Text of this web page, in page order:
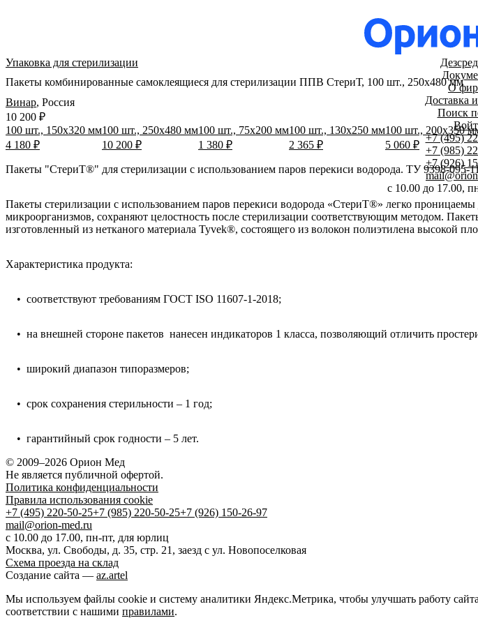
О
Доставка
Поиск
+7 (495)
+7 (985)
+7 (926)
c 10.00 до 17.00,
Упаковка для стерилизации
Пакеты комбинированные самоклеящиеся для стерилизации ППВ СтериТ, 100 шт., 250х480 мм
Винар, Россия
100 шт., 150х320 мм
4 180 ₽
100 шт., 250х480 мм
10 200 ₽
100 шт., 75x200 мм
1 380 ₽
100 шт., 130х250 мм
2 365 ₽
100 шт., 200х350
5 060 ₽
Пакеты "СтериТ®" для стерилизации с использованием паров перекиси водорода. ТУ 9398-095-
Пакеты стерилизации с использованием паров перекиси водорода «СтериТ®» легко
микроорганизмов, сохраняют целостность после стерилизации соответствующим методом.
изготовленный из нетканого материала Tyvek®, состоящего из волокон полиэтилена высокой
Характеристика продукта:
• соответствуют требованиям ГОСТ ISO 11607-1-2018;
• на внешней стороне пакетов нанесен индикаторов 1 класса, позволяющий отличить
• широкий диапазон типоразмеров;
• срок сохранения стерильности – 1 год;
• гарантийный срок годности – 5 лет.
10 200 ₽
© 2009–2026 Орион Мед
Не является публичной офертой.
Политика конфиденциальности
Правила использования cookie
+7 (495) 220-50-25+7 (985) 220-50-25+7 (926) 150-26-97
mail@orion-med.ru
c 10.00 до 17.00, пн-пт, для юрлиц
Москва, ул. Свободы, д. 35, стр. 21, заезд с ул. Новопоселковая
Схема проезда на склад
Создание сайта — az.artel
Мы используем файлы cookie и систему аналитики Яндекс.Метрика, чтобы улучшать работу
соответствии с нашими правилами.